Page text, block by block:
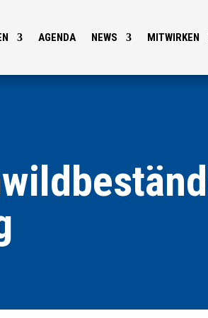
AGENDA NEWS MITWIRKEN